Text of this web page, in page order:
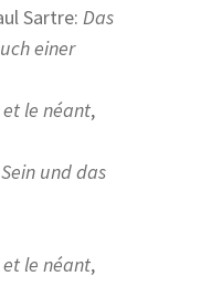
Sartre: Das
einer
et le néant,
und das
et le néant,